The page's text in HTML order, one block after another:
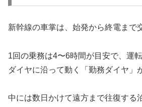
新幹線の車掌は、始発から終電まで
1回の乗務は4〜6時間が目安で、運
ダイヤに沿って動く「勤務ダイヤ」
中には数日かけて遠方まで往復する